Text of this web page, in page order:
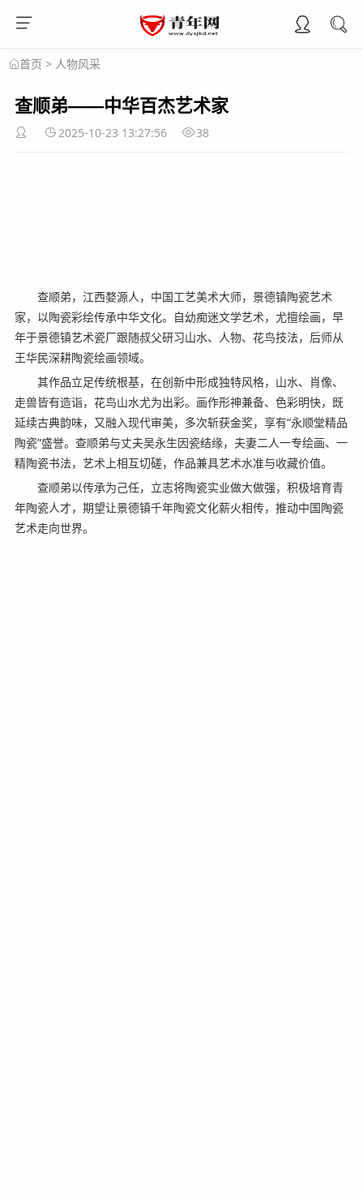
首页 > 人物风采
查顺弟——中华百杰艺术家
2025-10-23 13:27:56 38
查顺弟，江西婺源人，中国工艺美术大师，景德镇陶瓷艺术
家，以陶瓷彩绘传承中华文化。自幼痴迷文学艺术，尤擅绘画，早
年于景德镇艺术瓷厂跟随叔父研习山水、人物、花鸟技法，后师从
王华民深耕陶瓷绘画领域。
其作品立足传统根基，在创新中形成独特风格，山水、肖像、
走兽皆有造诣，花鸟山水尤为出彩。画作形神兼备、色彩明快，既
延续古典韵味，又融入现代审美，多次斩获金奖，享有“永顺堂精品
陶瓷”盛誉。查顺弟与丈夫吴永生因瓷结缘，夫妻二人一专绘画、一
精陶瓷书法，艺术上相互切磋，作品兼具艺术水准与收藏价值。
查顺弟以传承为己任，立志将陶瓷实业做大做强，积极培育青
年陶瓷人才，期望让景德镇千年陶瓷文化薪火相传，推动中国陶瓷
艺术走向世界。